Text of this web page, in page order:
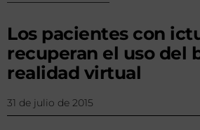
Los pacientes con
recuperan el uso del
realidad virtual
31 de julio de 2015